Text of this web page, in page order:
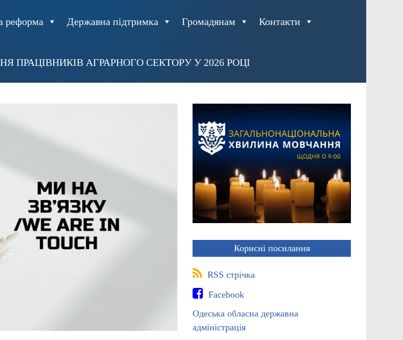
реформа Державна підтримка Громадянам Контакти
ПРАЦІВНИКІВ АГРАРНОГО СЕКТОРУ У 2026 РОЦІ
Корисні посилання
RSS стрічка
Facebook
Одеська обласна державна
адміністрація